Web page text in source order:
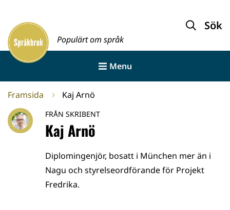
innehållet
Framsida
Populärt om språk
Sök
Menu
Framsida Kaj Arnö
FRÅN SKRIBENT
Kaj Arnö
Diplomingenjör, bosatt i München mer än i
Nagu och styrelseordförande för Projekt
Fredrika.